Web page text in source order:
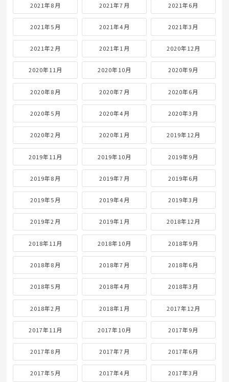
2021年8月 2021年7月 2021年6月
2021年5月 2021年4月 2021年3月
2021年2月 2021年1月 2020年12月
2020年11月 2020年10月 2020年9月
2020年8月 2020年7月 2020年6月
2020年5月 2020年4月 2020年3月
2020年2月 2020年1月 2019年12月
2019年11月 2019年10月 2019年9月
2019年8月 2019年7月 2019年6月
2019年5月 2019年4月 2019年3月
2019年2月 2019年1月 2018年12月
2018年11月 2018年10月 2018年9月
2018年8月 2018年7月 2018年6月
2018年5月 2018年4月 2018年3月
2018年2月 2018年1月 2017年12月
2017年11月 2017年10月 2017年9月
2017年8月 2017年7月 2017年6月
2017年5月 2017年4月 2017年3月